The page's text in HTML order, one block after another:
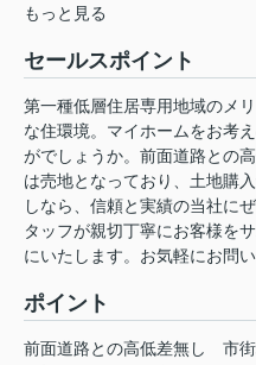
もっと見る
セールスポイント
第一種低層住居専用地域のメ
な住環境。マイホームをお考
がでしょうか。前面道路との
は売地となっており、土地購
しなら、信頼と実績の当社に
タッフが親切丁寧にお客様を
にいたします。お気軽にお問
ポイント
前面道路との高低差無し 市